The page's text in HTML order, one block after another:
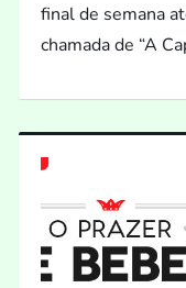
final de semana
chamada de “A